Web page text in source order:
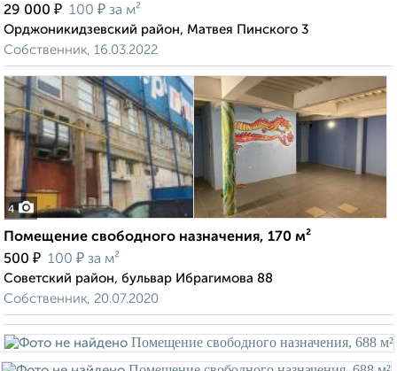
29 000 ₽ 100 ₽ за м²
Орджоникидзевский район, Матвея Пинского 3
Собственник, 16.03.2022
4
Помещение свободного назначения, 170 м²
500 ₽ 100 ₽ за м²
Советский район, бульвар Ибрагимова 88
Собственник, 20.07.2020